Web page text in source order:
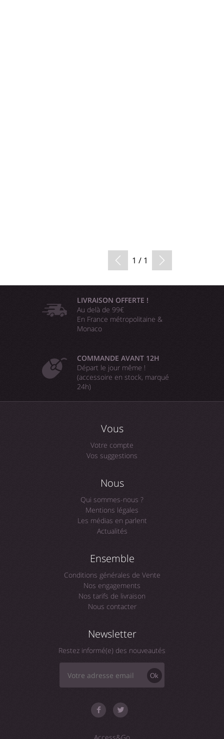
1 / 1
LIVRAISON OFFERTE !
Au delà de 99€
En France métropolitaine &
Monaco
COMMANDE AVANT 12H
Départ le jour même !
(accessoire en stock, marqué
24h)
Vous
Votre compte
Vos suggestions
Nous
Qui sommes-nous ?
Mentions légales
Les médias en parlent
Actualités
Ensemble
Conditions générales de Vente
Nos engagements
Nos tarifs de livraison
Nous contacter
Newsletter
Restez informé(e) des nouveautés
Ok